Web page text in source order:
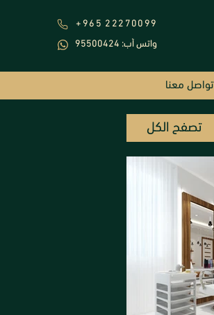
+965 22270099
95500424 :واتس أب
تواصل معنا
تصفح الكل